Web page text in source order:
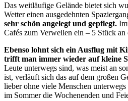
Das weitläufige Gelände bietet sich
Wetter einen ausgedehnten
sehr schön angelegt und gepflegt.
Cafés zum Verweilen ein – 5 Stück an
Ebenso lohnt sich ein Ausflug mit
trifft man immer wieder auf kleine
Leute unterwegs sind, was meist an
ist, verläuft sich das auf dem großen
lieber ohne viele Menschen
im Sommer die Wochenenden und